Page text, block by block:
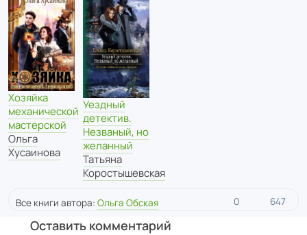
Хозяйка
механической
мастерской
Ольга
Хусаинова
Уездный
детектив.
Незваный, но
желанный
Татьяна
Коростышевская
Все книги автора: Ольга Обская 0 647
Оставить комментарий